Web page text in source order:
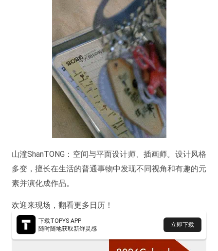
山潼ShanTONG：空间与平面设计师、插画师。设计风格
多变，擅长在生活的普通事物中发现不同视角和有趣的元
素并演化成作品。
欢迎来现场，翻看更多日历！
下载TOPYS APP
随时随地获取新鲜灵感
立即下载